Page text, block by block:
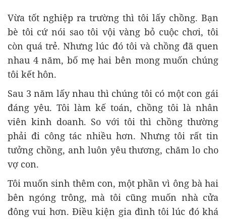
Vừa tốt nghiệp ra trường thì tôi lấy chồng. Bạn
bè tôi cứ nói sao tôi vội vàng bỏ cuộc chơi, tôi
còn quá trẻ. Nhưng lúc đó tôi và chồng đã quen
nhau 4 năm, bố mẹ hai bên mong muốn chúng
tôi kết hôn.
Sau 3 năm lấy nhau thì chúng tôi có một con gái
đáng yêu. Tôi làm kế toán, chồng tôi là nhân
viên kinh doanh. So với tôi thì chồng thường
phải đi công tác nhiều hơn. Nhưng tôi rất tin
tưởng chồng, anh luôn yêu thương, chăm lo cho
vợ con.
Tôi muốn sinh thêm con, một phần vì ông bà hai
bên ngóng trông, mà tôi cũng muốn nhà cửa
đông vui hơn. Điều kiện gia đình tôi lúc đó khá